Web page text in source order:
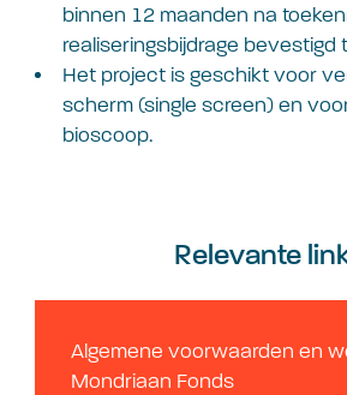
binnen 12 maanden na
realiseringsbijdrage bevestigd
Het project is geschikt voor
scherm (single screen) en
bioscoop.
Relevante
Algemene voorwaarden en
Mondriaan Fonds